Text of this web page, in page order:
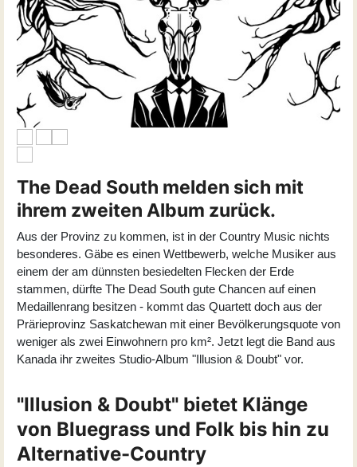
The Dead South melden sich mit
ihrem zweiten Album zurück.
Aus der Provinz zu kommen, ist in der Country Music nichts
besonderes. Gäbe es einen Wettbewerb, welche Musiker aus
einem der am dünnsten besiedelten Flecken der Erde
stammen, dürfte The Dead South gute Chancen auf einen
Medaillenrang besitzen - kommt das Quartett doch aus der
Prärieprovinz Saskatchewan mit einer Bevölkerungsquote von
weniger als zwei Einwohnern pro km². Jetzt legt die Band aus
Kanada ihr zweites Studio-Album "Illusion & Doubt" vor.
"Illusion & Doubt" bietet Klänge
von Bluegrass und Folk bis hin zu
Alternative-Country